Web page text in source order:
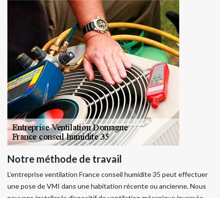
Notre méthode de travail
L’entreprise ventilation France conseil humidite 35 peut effectuer
une pose de VMI dans une habitation récente ou ancienne. Nous